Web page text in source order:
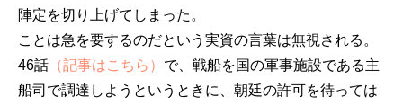
陣定を切り上げてしまった。
ことは急を要するのだという実資の言葉は無視される。
46話 （記事はこちら） で、戦船を国の軍事施設である主
船司で調達しようというときに、朝廷の許可を待っては